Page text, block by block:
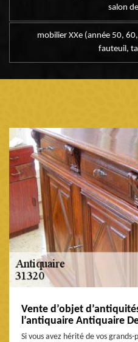
salon
mobilier XXe (année 50,
fauteuil,
Vente d’objet
l’antiquaire Antiquaire
Si vous avez hérité de vos